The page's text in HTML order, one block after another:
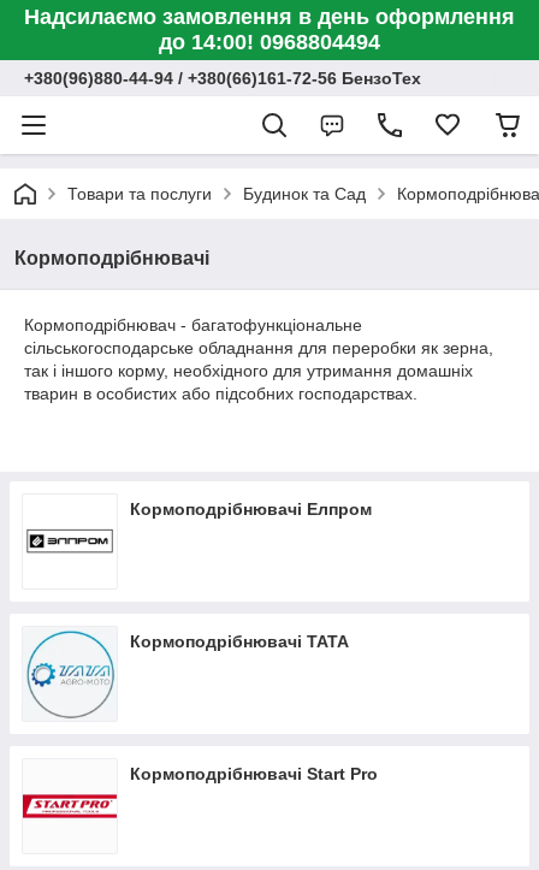
Надсилаємо замовлення в день оформлення
до 14:00! 0968804494
+380(96)880-44-94 / +380(66)161-72-56 БензоТех
Товари та послуги Будинок та Сад
Кормоподрібнювачі
Кормоподрібнювач - багатофункціональне
сільськогосподарське обладнання для переробки як зерна,
так і іншого корму, необхідного для утримання домашніх
тварин в особистих або підсобних господарствах.
Кормоподрібнювачі Елпром
Кормоподрібнювачі ТАТА
Кормоподрібнювачі Start Pro